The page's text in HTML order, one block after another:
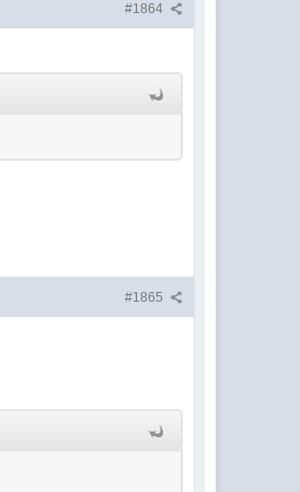
#1864
#1865